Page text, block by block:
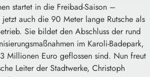
startet in die Freibad-Saison –
auch die 90 Meter lange Rutsche als
Sie bildet den Abschluss der rund
im Karoli-Badepark,
Millionen Euro geflossen sind. Nun freut
Leiter der Stadtwerke, Christoph